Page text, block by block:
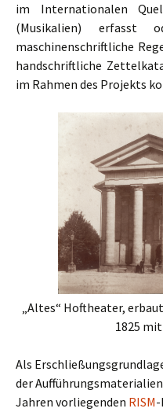
im Internationalen
(Musikalien) erfasst
maschinenschriftliche
handschriftliche
im Rahmen des Projekts
„Altes“ Hoftheater,
1825
Als
der
Jahren vorliegenden RISM